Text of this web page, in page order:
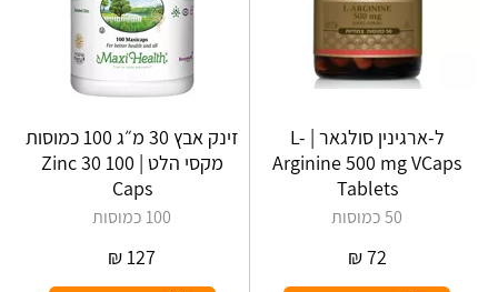
ל-ארגינין סולגאר | L-
Arginine 500 mg VCaps
Tablets
50 כמוסות
72
₪
זינק אבץ 30 מ״ג 100 כמוסות
מקסי הלט | Zinc 30 100
Caps
100 כמוסות
127
₪